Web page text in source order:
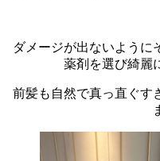
ダメージが出ないように
薬剤を選び綺麗
前髪も自然で真っ直ぐす